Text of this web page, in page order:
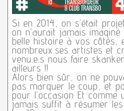
Si en 2014, on s’était
on n’aurait jamais
belle histoire à vos côtés,
nombreux.ses artistes et
venu.e.s nous faire
ailleurs !!
Alors bien sûr, on ne
pas marquer le coup, et
pour l’occasion Et comme
jamais suffit à résumer